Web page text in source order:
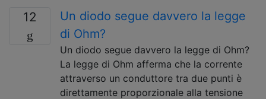
12
Un diodo segue davvero la legge
di Ohm?
Un diodo segue davvero la legge di Ohm?
La legge di Ohm afferma che la corrente
attraverso un conduttore tra due punti è
direttamente proporzionale alla tensione